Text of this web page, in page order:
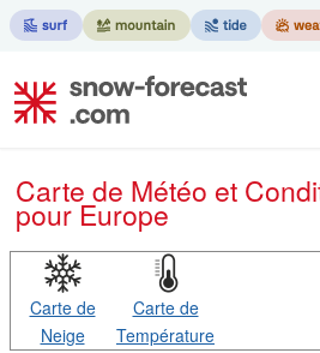
Carte de Météo et
pour Europe
Carte de
Neige
Carte de
Température